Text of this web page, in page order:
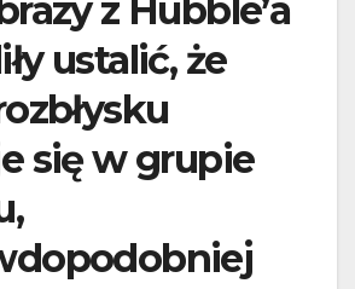
z Hubble’a
ustalić, że
się w grupie